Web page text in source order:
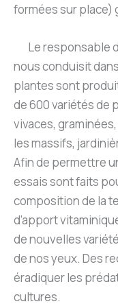
formées sur place)
Le responsable
nous conduisit
plantes sont
de 600 variétés de
vivaces,
les massifs,
Afin de permettre
essais sont faits
composition de la
d’apport
de nouvelles
de nos yeux. Des
éradiquer les
cultures.